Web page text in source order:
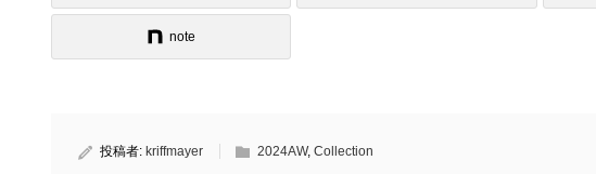
note
投稿者: kriffmayer 2024AW, Collection